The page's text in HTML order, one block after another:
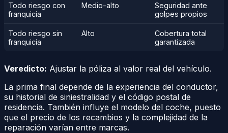
Todo riesgo con
franquicia
Medio-alto
Seguridad ante
golpes propios
Todo riesgo sin
franquicia
Alto
Cobertura total
garantizada
Veredicto: Ajustar la póliza al valor real del vehículo.
La prima final depende de la experiencia del conductor,
su historial de siniestralidad y el código postal de
residencia. También influye el modelo del coche, puesto
que el precio de los recambios y la complejidad de la
reparación varían entre marcas.